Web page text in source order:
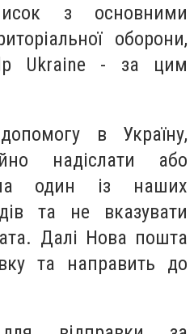
з основними
оборони,
Ukraine - за цим
в Україну,
надіслати або
один із наших
та не вказувати
Далі Нова пошта
та направить до